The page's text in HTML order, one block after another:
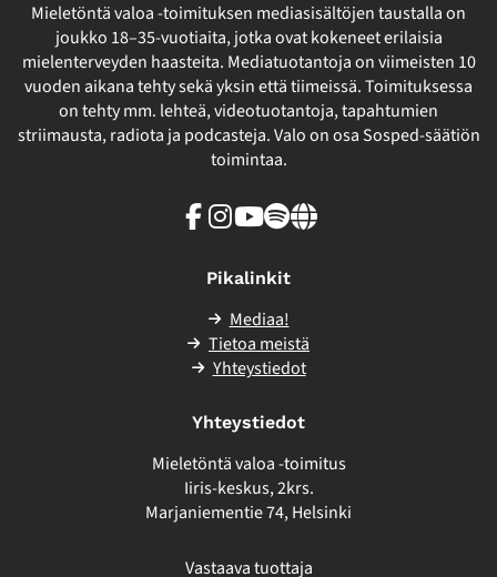
Mieletöntä valoa -toimituksen mediasisältöjen taustalla on
joukko 18–35-vuotiaita, jotka ovat kokeneet erilaisia
mielenterveyden haasteita. Mediatuotantoja on viimeisten 10
vuoden aikana tehty sekä yksin että tiimeissä. Toimituksessa
on tehty mm. lehteä, videotuotantoja, tapahtumien
striimausta, radiota ja podcasteja. Valo on osa Sosped-säätiön
toimintaa.
Facebook
Instagram
Youtube
SpotifyLinkki
Pikalinkit
Mediaa!
Tietoa meistä
Yhteystiedot
Yhteystiedot
Mieletöntä valoa -toimitus
Iiris-keskus, 2krs.
Marjaniementie 74, Helsinki
Vastaava tuottaja